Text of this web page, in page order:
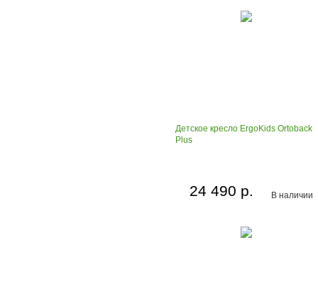
Детское кресло ErgoKids Ortoback
Plus
В наличии
24 490 р.